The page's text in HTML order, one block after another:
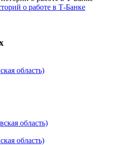
о работе в Т-Банке
область)
область)
область)